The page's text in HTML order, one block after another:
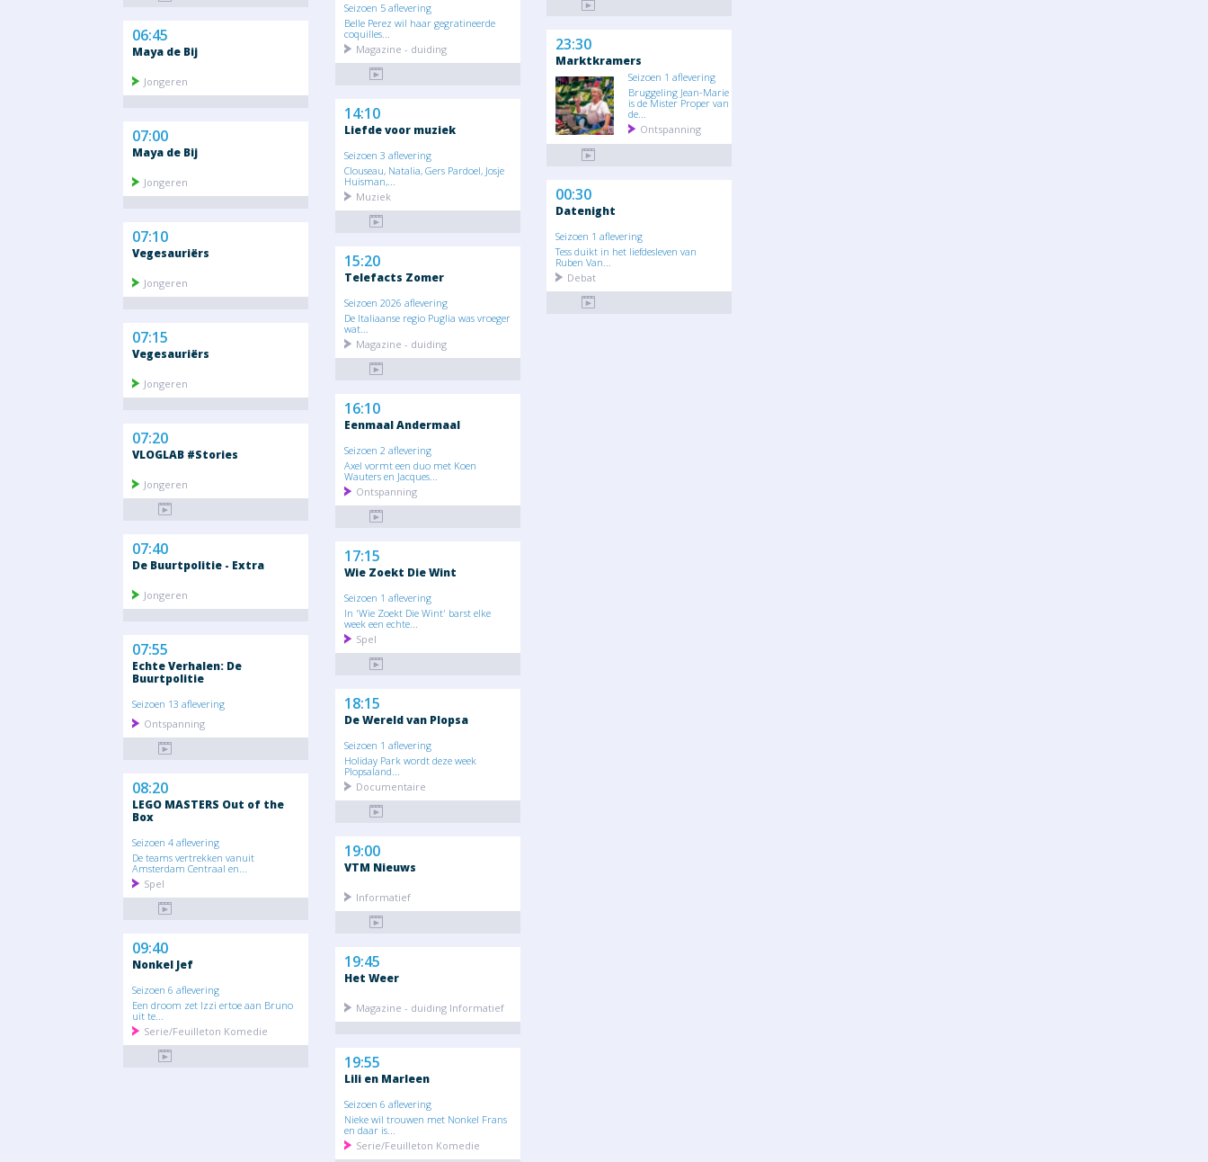
06:45
Maya de Bij
Jongeren
07:00
Maya de Bij
Jongeren
07:10
Vegesauriërs
Jongeren
07:15
Vegesauriërs
Jongeren
07:20
VLOGLAB #Stories
Jongeren
07:40
De Buurtpolitie - Extra
Jongeren
07:55
Echte Verhalen: De
Buurtpolitie
Seizoen 13 aflevering
Ontspanning
08:20
LEGO MASTERS Out of the
Box
Seizoen 4 aflevering
De teams vertrekken vanuit
Amsterdam Centraal en...
Spel
09:40
Nonkel Jef
Seizoen 6 aflevering
Een droom zet Izzi ertoe aan Bruno
uit te...
Serie/Feuilleton Komedie
Seizoen 5 aflevering
Belle Perez wil haar gegratineerde
coquilles...
Magazine - duiding
14:10
Liefde voor muziek
Seizoen 3 aflevering
Clouseau, Natalia, Gers Pardoel, Josje
Huisman,...
Muziek
15:20
Telefacts Zomer
Seizoen 2026 aflevering
De Italiaanse regio Puglia was vroeger
wat...
Magazine - duiding
16:10
Eenmaal Andermaal
Seizoen 2 aflevering
Axel vormt een duo met Koen
Wauters en Jacques...
Ontspanning
17:15
Wie Zoekt Die Wint
Seizoen 1 aflevering
In 'Wie Zoekt Die Wint' barst elke
week een echte...
Spel
18:15
De Wereld van Plopsa
Seizoen 1 aflevering
Holiday Park wordt deze week
Plopsaland...
Documentaire
19:00
VTM Nieuws
Informatief
19:45
Het Weer
Magazine - duiding Informatief
19:55
Lili en Marleen
Seizoen 6 aflevering
Nieke wil trouwen met Nonkel Frans
en daar is...
Serie/Feuilleton Komedie
23:30
Marktkramers
Seizoen 1 aflevering
Bruggeling Jean-Marie
is de Mister Proper van
de...
Ontspanning
00:30
Datenight
Seizoen 1 aflevering
Tess duikt in het liefdesleven van
Ruben Van...
Debat